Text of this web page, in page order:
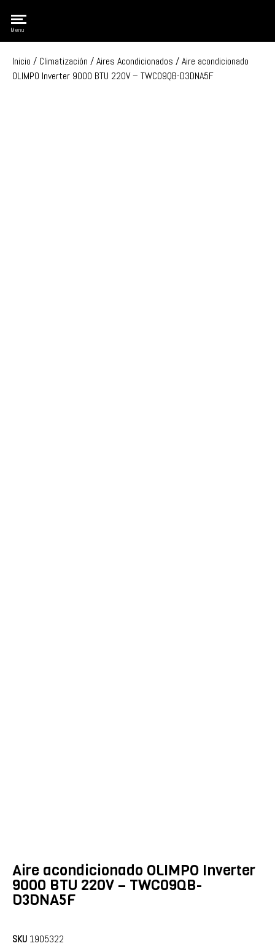
Menu
Inicio / Climatización /Aires Acondicionados / Aire acondicionado
OLIMPO Inverter 9000 BTU 220V – TWC09QB-D3DNA5F
Aire acondicionado OLIMPO Inverter
9000 BTU 220V – TWC09QB-
D3DNA5F
SKU 1905322